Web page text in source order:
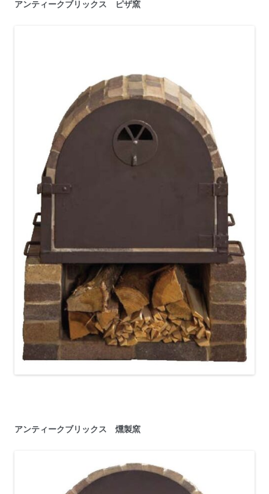
アンティークブリックス ピザ窯
アンティークブリックス 燻製窯